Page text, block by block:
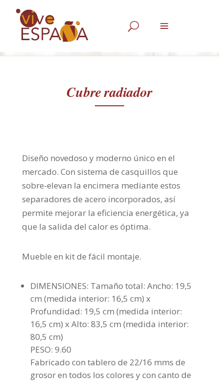
U
Cubre radiador
Diseño novedoso y moderno único en el
mercado. Con sistema de casquillos que
sobre-elevan la encimera mediante estos
separadores de acero incorporados, así
permite mejorar la eficiencia energética, ya
que la salida del calor es óptima.
Mueble en kit de fácil montaje.
DIMENSIONES: Tamaño total: Ancho: 19,5
cm (medida interior: 16,5 cm) x
Profundidad: 19,5 cm (medida interior:
16,5 cm) x Alto: 83,5 cm (medida interior:
80,5 cm)
PESO: 9.60
Fabricado con tablero de 22/16 mms de
grosor en todos los colores y con canto de